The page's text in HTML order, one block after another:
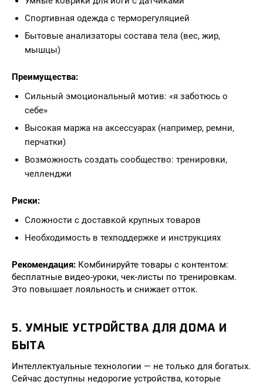
Спортивная одежда с терморегуляцией
Бытовые анализаторы состава тела (вес, жир,
мышцы)
Преимущества:
Сильный эмоциональный мотив: «я заботюсь о
себе»
Высокая маржа на аксессуарах (например, ремни,
перчатки)
Возможность создать сообщество: тренировки,
челленджи
Риски:
Сложности с доставкой крупных товаров
Необходимость в техподдержке и инструкциях
Рекомендация: Комбинируйте товары с контентом:
бесплатные видео-уроки, чек-листы по тренировкам.
Это повышает лояльность и снижает отток.
5. УМНЫЕ УСТРОЙСТВА ДЛЯ ДОМА И
БЫТА
Интеллектуальные технологии — не только для богатых.
Сейчас доступны недорогие устройства, которые